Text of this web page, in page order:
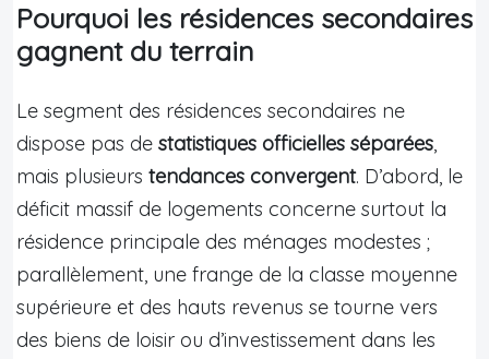
Pourquoi les résidences secondaires
gagnent du terrain
Le segment des résidences secondaires ne
dispose pas de statistiques officielles séparées,
mais plusieurs tendances convergent. D’abord, le
déficit massif de logements concerne surtout la
résidence principale des ménages modestes ;
parallèlement, une frange de la classe moyenne
supérieure et des hauts revenus se tourne vers
des biens de loisir ou d’investissement dans les